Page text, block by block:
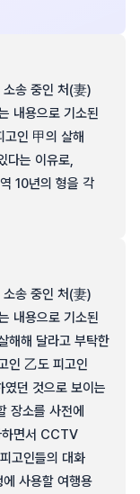
송 중인 처(妻)
내용으로 기소된
고인 甲의 살해
다는 이유로,
10년의 형을 각
송 중인 처(妻)
내용으로 기소된
해해 달라고 부탁한
인 乙도 피고인
던 것으로 보이는
장소를 사전에
하면서 CCTV
고인들의 대화
사용할 여행용